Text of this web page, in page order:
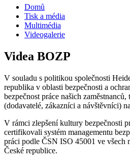
Domů
Tisk a média
Multimédia
Videogalerie
Videa BOZP
V souladu s politikou společnosti
republika v oblasti bezpečnosti a
bezpečnost práce našich
(dodavatelé, zákazníci a návštěvníci)
V rámci zlepšení kultury bezpečnosti
certifikovali systém managementu
práci podle ČSN ISO 45001 ve všech
České republice.